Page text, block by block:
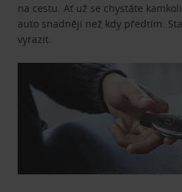
na cestu. Ať už se chystáte
auto snadněji než kdy předtím.
vyrazit.